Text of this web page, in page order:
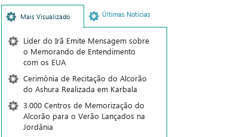
Mais Visualizado Últimas Notícias
Líder do Irã Emite Mensagem sobre
o Memorando de Entendimento
com os EUA
Cerimônia de Recitação do Alcorão
do Ashura Realizada em Karbala
3.000 Centros de Memorização do
Alcorão para o Verão Lançados na
Jordânia